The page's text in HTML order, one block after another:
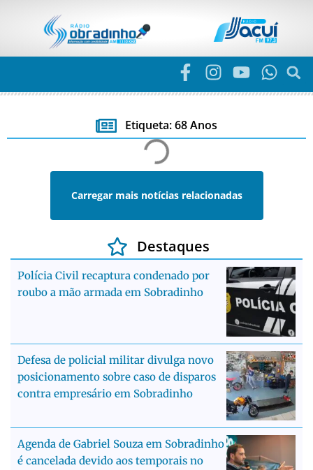
Etiqueta: 68 Anos
Carregar mais notícias relacionadas
Destaques
Polícia Civil recaptura condenado por
roubo a mão armada em Sobradinho
Defesa de policial militar divulga novo
posicionamento sobre caso de disparos
contra empresário em Sobradinho
Agenda de Gabriel Souza em Sobradinho
é cancelada devido aos temporais no